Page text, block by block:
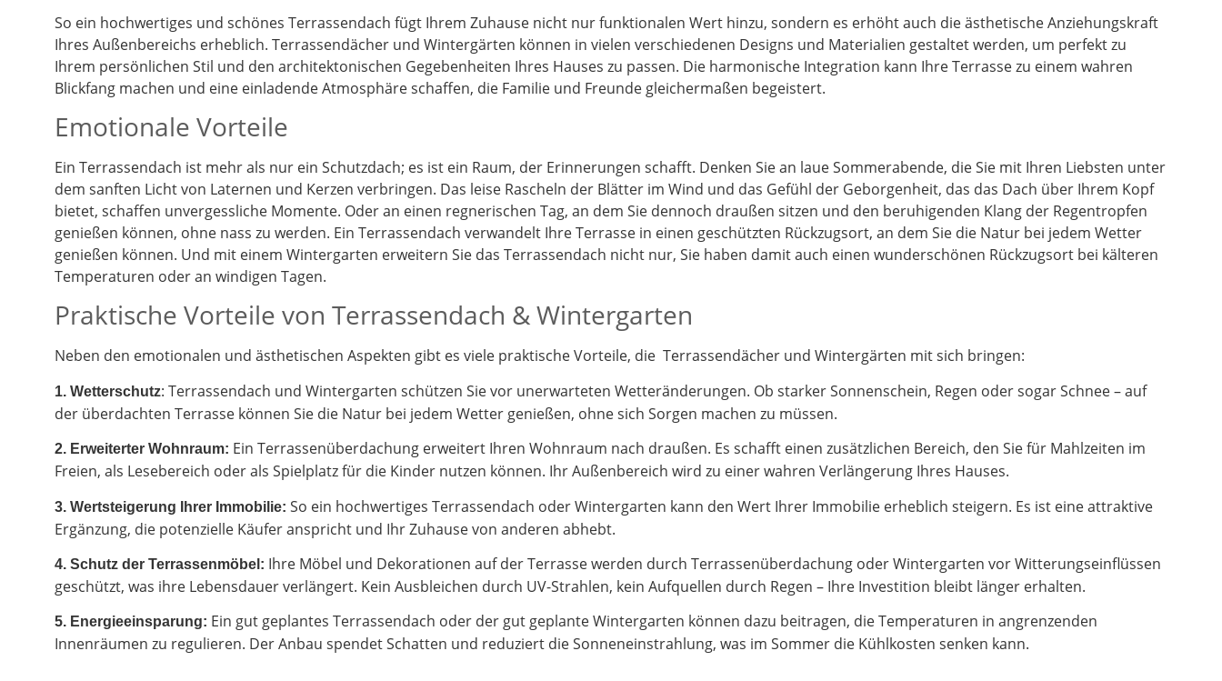
So ein hochwertiges und schönes Terrassendach fügt Ihrem Zuhause nicht nur funktionalen Wert hinzu, sondern es erhöht auch die ästhetische Anziehungskraft
Ihres Außenbereichs erheblich. Terrassendächer und Wintergärten können in vielen verschiedenen Designs und Materialien gestaltet werden, um perfekt zu
Ihrem persönlichen Stil und den architektonischen Gegebenheiten Ihres Hauses zu passen. Die harmonische Integration kann Ihre Terrasse zu einem wahren
Blickfang machen und eine einladende Atmosphäre schaffen, die Familie und Freunde gleichermaßen begeistert.
Emotionale Vorteile
Ein Terrassendach ist mehr als nur ein Schutzdach; es ist ein Raum, der Erinnerungen schafft. Denken Sie an laue Sommerabende, die Sie mit Ihren Liebsten unter
dem sanften Licht von Laternen und Kerzen verbringen. Das leise Rascheln der Blätter im Wind und das Gefühl der Geborgenheit, das das Dach über Ihrem Kopf
bietet, schaffen unvergessliche Momente. Oder an einen regnerischen Tag, an dem Sie dennoch draußen sitzen und den beruhigenden Klang der Regentropfen
genießen können, ohne nass zu werden. Ein Terrassendach verwandelt Ihre Terrasse in einen geschützten Rückzugsort, an dem Sie die Natur bei jedem Wetter
genießen können. Und mit einem Wintergarten erweitern Sie das Terrassendach nicht nur, Sie haben damit auch einen wunderschönen Rückzugsort bei kälteren
Temperaturen oder an windigen Tagen.
Praktische Vorteile von Terrassendach & Wintergarten
Neben den emotionalen und ästhetischen Aspekten gibt es viele praktische Vorteile, die Terrassendächer und Wintergärten mit sich bringen:
1. Wetterschutz: Terrassendach und Wintergarten schützen Sie vor unerwarteten Wetteränderungen. Ob starker Sonnenschein, Regen oder sogar Schnee – auf
der überdachten Terrasse können Sie die Natur bei jedem Wetter genießen, ohne sich Sorgen machen zu müssen.
2. Erweiterter Wohnraum: Ein Terrassenüberdachung erweitert Ihren Wohnraum nach draußen. Es schafft einen zusätzlichen Bereich, den Sie für Mahlzeiten im
Freien, als Lesebereich oder als Spielplatz für die Kinder nutzen können. Ihr Außenbereich wird zu einer wahren Verlängerung Ihres Hauses.
3. Wertsteigerung Ihrer Immobilie: So ein hochwertiges Terrassendach oder Wintergarten kann den Wert Ihrer Immobilie erheblich steigern. Es ist eine attraktive
Ergänzung, die potenzielle Käufer anspricht und Ihr Zuhause von anderen abhebt.
4. Schutz der Terrassenmöbel: Ihre Möbel und Dekorationen auf der Terrasse werden durch Terrassenüberdachung oder Wintergarten vor Witterungseinflüssen
geschützt, was ihre Lebensdauer verlängert. Kein Ausbleichen durch UV-Strahlen, kein Aufquellen durch Regen – Ihre Investition bleibt länger erhalten.
5. Energieeinsparung: Ein gut geplantes Terrassendach oder der gut geplante Wintergarten können dazu beitragen, die Temperaturen in angrenzenden
Innenräumen zu regulieren. Der Anbau spendet Schatten und reduziert die Sonneneinstrahlung, was im Sommer die Kühlkosten senken kann.